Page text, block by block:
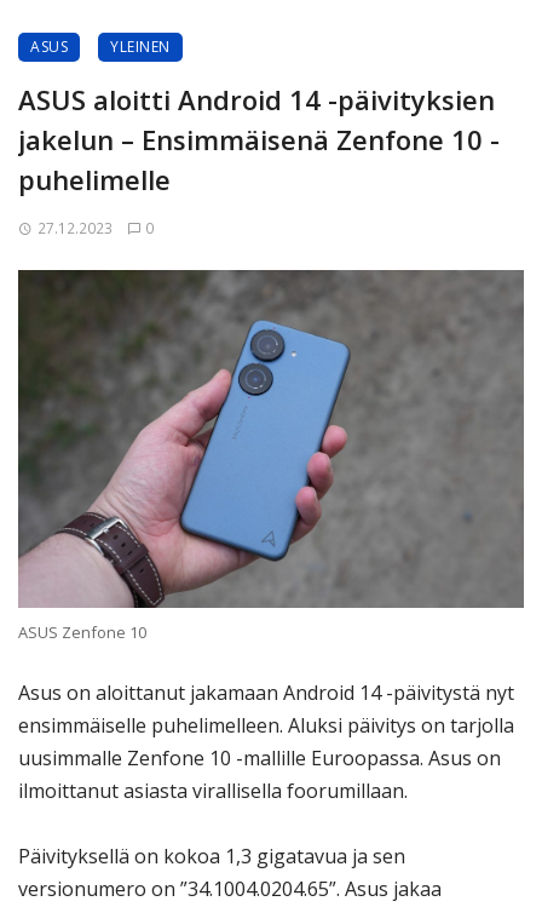
ASUS YLEINEN
ASUS aloitti Android 14 -päivityksien
jakelun – Ensimmäisenä Zenfone 10 -
puhelimelle
27.12.2023 0
ASUS Zenfone 10
Asus on aloittanut jakamaan Android 14 -päivitystä nyt
ensimmäiselle puhelimelleen. Aluksi päivitys on tarjolla
uusimmalle Zenfone 10 -mallille Euroopassa. Asus on
ilmoittanut asiasta virallisella foorumillaan.
Päivityksellä on kokoa 1,3 gigatavua ja sen
versionumero on ”34.1004.0204.65”. Asus jakaa